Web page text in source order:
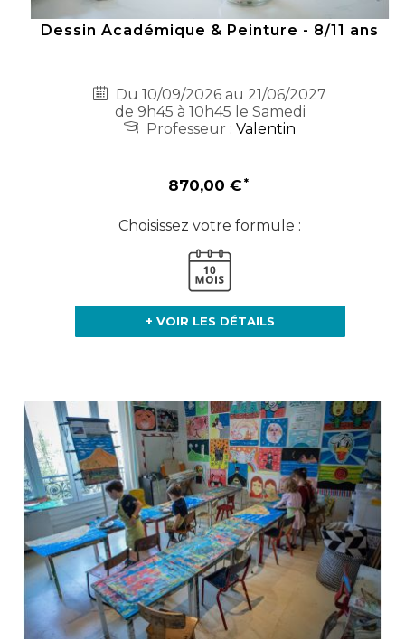
Dessin Académique & Peinture - 8/11 ans
Du 10/09/2026 au 21/06/2027
de 9h45 à 10h45 le Samedi
Professeur :Valentin
870,00 €
Choisissez votre formule :
+ VOIR LES DÉTAILS